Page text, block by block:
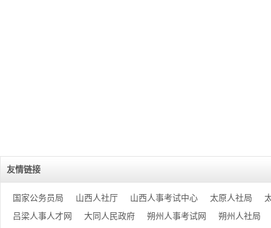
友情链接
国家公务员局 山西人社厅 山西人事考试中心 太原人社局
吕梁人事人才网
大同人民政府 朔州人事考试网 朔州人社局